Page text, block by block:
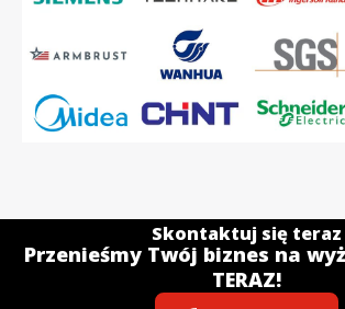
Skontaktuj się teraz
Przenieśmy Twój biznes na
TERAZ!